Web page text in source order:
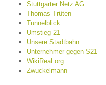
Stuttgarter Netz AG
Thomas Trüten
Tunnelblick
Umstieg 21
Unsere Stadtbahn
Unternehmer gegen S21
WikiReal.org
Zwuckelmann